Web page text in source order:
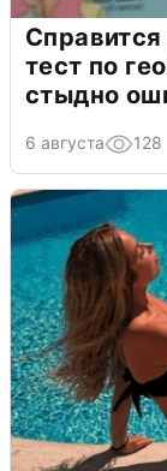
тест по
стыдно
6 августа 128